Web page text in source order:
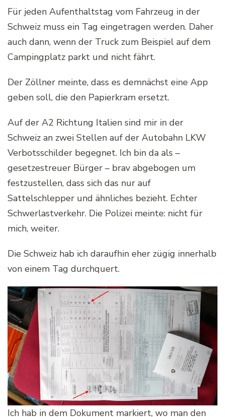
Für jeden Aufenthaltstag vom Fahrzeug in der
Schweiz muss ein Tag eingetragen werden. Daher
auch dann, wenn der Truck zum Beispiel auf dem
Campingplatz parkt und nicht fährt.
Der Zöllner meinte, dass es demnächst eine App
geben soll, die den Papierkram ersetzt.
Auf der A2 Richtung Italien sind mir in der
Schweiz an zwei Stellen auf der Autobahn LKW
Verbotsschilder begegnet. Ich bin da als –
gesetzestreuer Bürger – brav abgebogen um
festzustellen, dass sich das nur auf
Sattelschlepper und ähnliches bezieht. Echter
Schwerlastverkehr. Die Polizei meinte: nicht für
mich, weiter.
Die Schweiz hab ich daraufhin eher zügig innerhalb
von einem Tag durchquert.
Ich hab in dem Dokument markiert, wo man den